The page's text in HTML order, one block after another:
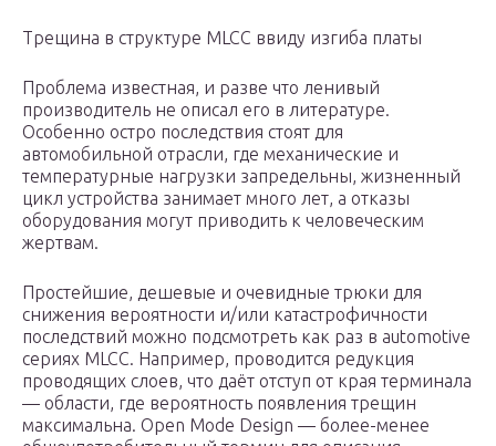
Трещина в структуре MLCC ввиду изгиба платы
Проблема известная, и разве что ленивый
производитель не описал его в литературе.
Особенно остро последствия стоят для
автомобильной отрасли, где механические и
температурные нагрузки запредельны, жизненный
цикл устройства занимает много лет, а отказы
оборудования могут приводить к человеческим
жертвам.
Простейшие, дешевые и очевидные трюки для
снижения вероятности и/или катастрофичности
последствий можно подсмотреть как раз в automotive
сериях MLCC. Например, проводится редукция
проводящих слоев, что даёт отступ от края терминала
— области, где вероятность появления трещин
максимальна. Open Mode Design — более-менее